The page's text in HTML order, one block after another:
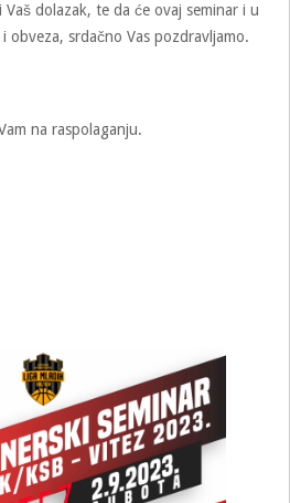
dolazak, te da će ovaj seminar i u
obveza, srdačno Vas pozdravljamo.
na raspolaganju.